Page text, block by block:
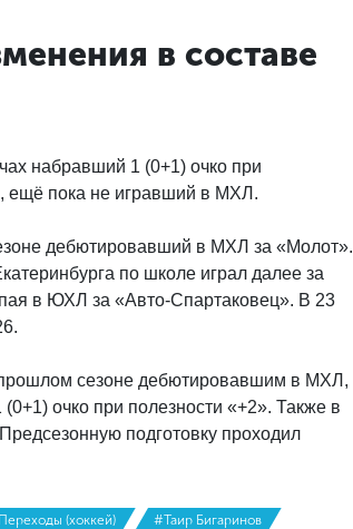
в составе
набравший 1 (0+1) очко при
ещё пока не игравший в МХЛ.
дебютировавший в МХЛ за «Молот».
по школе играл далее за
в ЮХЛ за «Авто-Спартаковец». В 23
сезоне дебютировавшим в МХЛ,
очко при полезности «+2». Также в
подготовку проходил
(хоккей)
#Таир Бигаринов